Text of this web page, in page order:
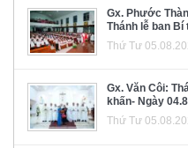
Gx. Phước
Thánh lễ ban Bí
Thứ Tư
Gx. Văn Côi:
khấn- Ngày
Thứ Tư